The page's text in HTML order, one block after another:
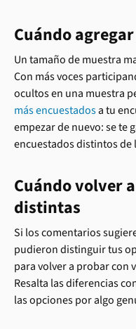
Cuándo
Un tamaño de muestra
Con más voces
ocultos en una muestra
más encuestados a tu
empezar de nuevo: se te
encuestados distintos
Cuándo volver
distintas
Si los comentarios
pudieron distinguir tus
para volver a probar con
Resalta las diferencias
las opciones por algo